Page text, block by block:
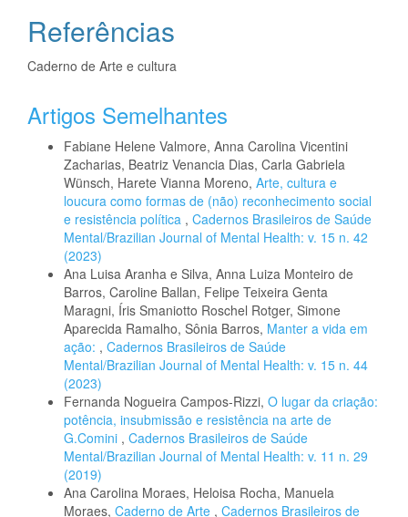
Referências
Caderno de Arte e cultura
Artigos Semelhantes
Fabiane Helene Valmore, Anna Carolina Vicentini
Zacharias, Beatriz Venancia Dias, Carla Gabriela
Wünsch, Harete Vianna Moreno, Arte, cultura e
loucura como formas de (não) reconhecimento social
e resistência política , Cadernos Brasileiros de Saúde
Mental/Brazilian Journal of Mental Health: v. 15 n. 42
(2023)
Ana Luisa Aranha e Silva, Anna Luiza Monteiro de
Barros, Caroline Ballan, Felipe Teixeira Genta
Maragni, Íris Smaniotto Roschel Rotger, Simone
Aparecida Ramalho, Sônia Barros, Manter a vida em
ação: , Cadernos Brasileiros de Saúde
Mental/Brazilian Journal of Mental Health: v. 15 n. 44
(2023)
Fernanda Nogueira Campos-Rizzi, O lugar da criação:
potência, insubmissão e resistência na arte de
G.Comini , Cadernos Brasileiros de Saúde
Mental/Brazilian Journal of Mental Health: v. 11 n. 29
(2019)
Ana Carolina Moraes, Heloisa Rocha, Manuela
Moraes, Caderno de Arte , Cadernos Brasileiros de